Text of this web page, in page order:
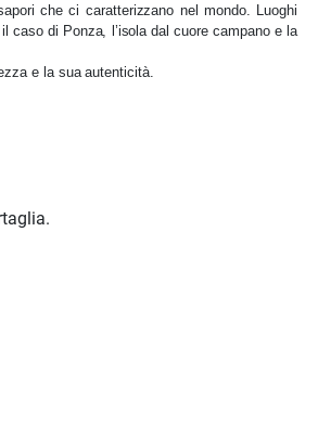
che ci caratterizzano nel mondo. Luoghi
caso di Ponza, l’isola dal cuore campano e la
e la sua autenticità.